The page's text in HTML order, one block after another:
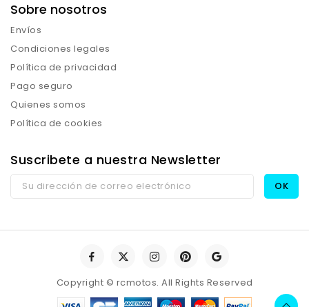
Sobre nosotros
Envíos
Condiciones legales
Política de privacidad
Pago seguro
Quienes somos
Política de cookies
Suscribete a nuestra Newsletter
Copyright © rcmotos. All Rights Reserved